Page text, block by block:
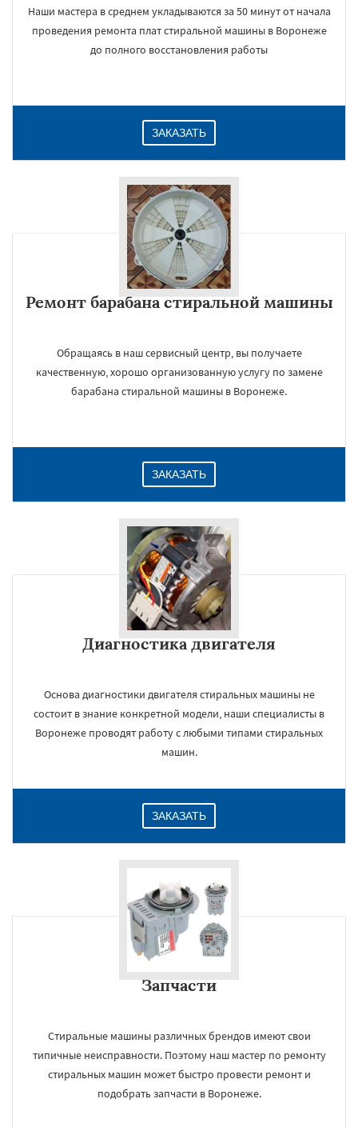
Наши мастера в среднем укладываются за 50 минут от начала
проведения ремонта плат стиральной машины в Воронеже
до полного восстановления работы
ЗАКАЗАТЬ
Ремонт барабана стиральной машины
Обращаясь в наш сервисный центр, вы получаете
качественную, хорошо организованную услугу по замене
барабана стиральной машины в Воронеже.
ЗАКАЗАТЬ
Диагностика двигателя
Основа диагностики двигателя стиральных машины не
состоит в знание конкретной модели, наши специалисты в
Воронеже проводят работу с любыми типами стиральных
машин.
ЗАКАЗАТЬ
Запчасти
Стиральные машины различных брендов имеют свои
типичные неисправности. Поэтому наш мастер по ремонту
стиральных машин может быстро провести ремонт и
подобрать запчасти в Воронеже.